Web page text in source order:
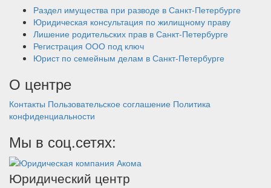
Раздел имущества при разводе в Санкт-Петербурге
Юридическая консультация по жилищному праву
Лишение родительских прав в Санкт-Петербурге
Регистрация ООО под ключ
Юрист по семейным делам в Санкт-Петербурге
О центре
Контакты Пользовательское соглашение Политика
конфиденциальности
Мы в соц.сетях:
Юридический центр